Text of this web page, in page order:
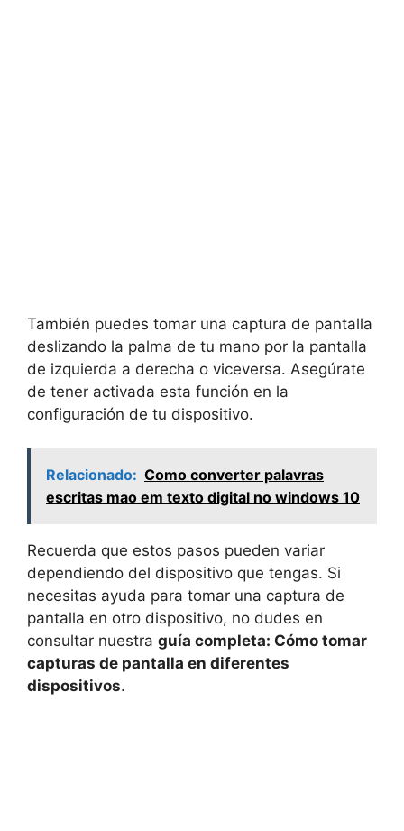
También puedes tomar una captura de pantalla
deslizando la palma de tu mano por la pantalla
de izquierda a derecha o viceversa. Asegúrate
de tener activada esta función en la
configuración de tu dispositivo.
Relacionado: Como converter palavras
escritas mao em texto digital no windows 10
Recuerda que estos pasos pueden variar
dependiendo del dispositivo que tengas. Si
necesitas ayuda para tomar una captura de
pantalla en otro dispositivo, no dudes en
consultar nuestra guía completa: Cómo tomar
capturas de pantalla en diferentes
dispositivos.